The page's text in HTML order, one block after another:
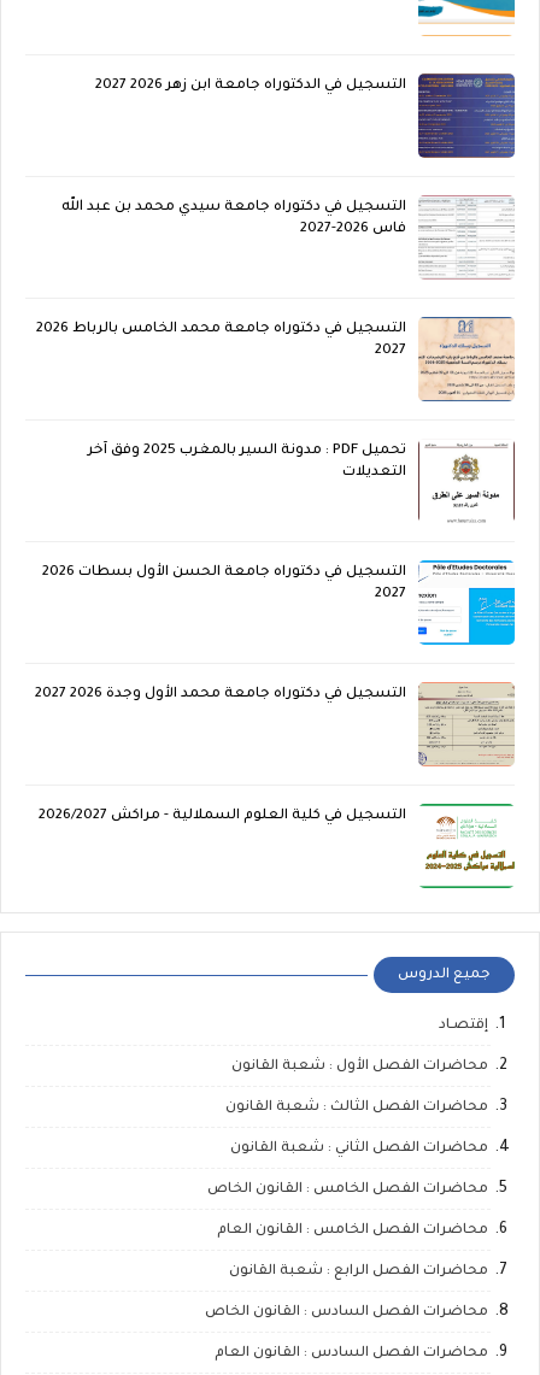
التسجيل في الدكتوراه جامعة ابن زهر 2026 2027
التسجيل في دكتوراه جامعة سيدي محمد بن عبد الله
فاس 2026-2027
التسجيل في دكتوراه جامعة محمد الخامس بالرباط 2026
2027
تحميل PDF : مدونة السير بالمغرب 2025 وفق آخر
التعديلات
التسجيل في دكتوراه جامعة الحسن الأول بسطات 2026
2027
التسجيل في دكتوراه جامعة محمد الأول وجدة 2026 2027
التسجيل في كلية العلوم السملالية - مراكش 2026/2027
جميع الدروس
إقتصـاد
محاضرات الفصل الأول : شعبة القانون
محاضرات الفصل الثالث : شعبة القانون
محاضرات الفصل الثاني : شعبة القانون
محاضرات الفصل الخامس : القانون الخاص
محاضرات الفصل الخامس : القانون العام
محاضرات الفصل الرابع : شعبة القانون
محاضرات الفصل السادس : القانون الخاص
محاضرات الفصل السادس : القانون العام